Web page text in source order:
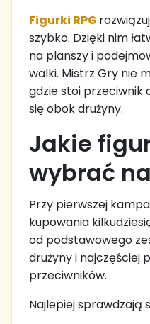
Figurki RPG
szybko. Dzięki nim
na planszy i
walki. Mistrz Gry nie
gdzie stoi przeciwnik
się obok drużyny.
Jakie
wybrać
Przy pierwszej
kupowania
od podstawowego
drużyny i najczęściej
przeciwników.
Najlepiej sprawdzają